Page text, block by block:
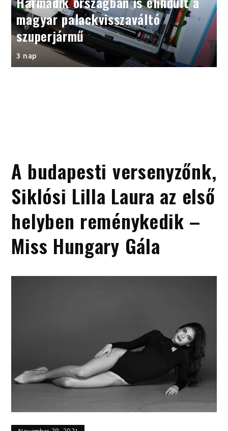
magyar palackvisszaváltó
szuperjármű
3 nap
A budapesti versenyzőnk,
Siklósi Lilla Laura az első
helyben reménykedik –
Miss Hungary Gála